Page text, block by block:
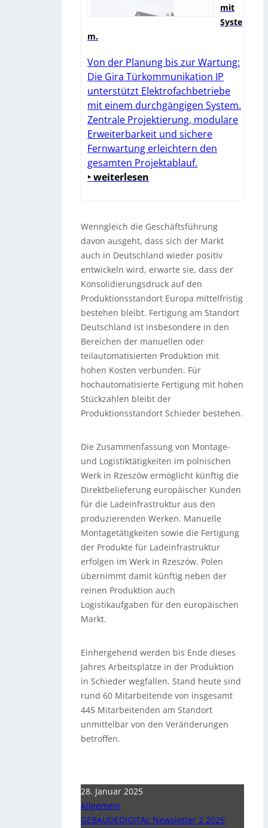
mit
Syste
m.
Von der Planung bis zur Wartung:
Die Gira Türkommunikation IP
unterstützt Elektrofachbetriebe
mit einem durchgängigen System.
Zentrale Projektierung, modulare
Erweiterbarkeit und sichere
Fernwartung erleichtern den
gesamten Projektablauf.
‣ weiterlesen
Wenngleich die Geschäftsführung
davon ausgeht, dass sich der Markt
auch in Deutschland wieder positiv
entwickeln wird, erwarte sie, dass der
Konsolidierungsdruck auf den
Produktionsstandort Europa mittelfristig
bestehen bleibt. Fertigung am Standort
Deutschland ist insbesondere in den
Bereichen der manuellen oder
teilautomatisierten Produktion mit
hohen Kosten verbunden. Für
hochautomatisierte Fertigung mit hohen
Stückzahlen bleibt der
Produktionsstandort Schieder bestehen.
Die Zusammenfassung von Montage-
und Logistiktätigkeiten im polnischen
Werk in Rzeszów ermöglicht künftig die
Direktbelieferung europäischer Kunden
für die Ladeinfrastruktur aus den
produzierenden Werken. Manuelle
Montagetätigkeiten sowie die Fertigung
der Produkte für Ladeinfrastruktur
erfolgen im Werk in Rzeszów. Polen
übernimmt damit künftig neben der
reinen Produktion auch
Logistikaufgaben für den europäischen
Markt.
Einhergehend werden bis Ende dieses
Jahres Arbeitsplätze in der Produktion
in Schieder wegfallen. Stand heute sind
rund 60 Mitarbeitende von insgesamt
445 Mitarbeitenden am Standort
unmittelbar von den Veränderungen
betroffen.
28. Januar 2025
Allgemein
GEBÄUDEDIGITAL Newsletter 2 2025